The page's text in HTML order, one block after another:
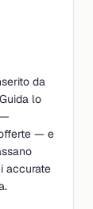
da
lo
— e
accurate